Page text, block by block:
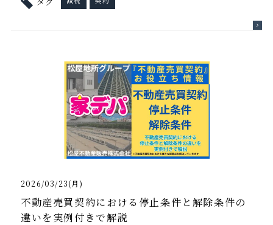
2026/03/23(月)
不動産売買契約における停止条件と解除条件の
違いを実例付きで解説